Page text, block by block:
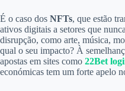
É o caso dos NFTs, que estão
ativos digitais a setores que
disrupção, como arte, música,
qual o seu impacto? À
apostas em sites como 22Bet
económicas tem um forte apelo